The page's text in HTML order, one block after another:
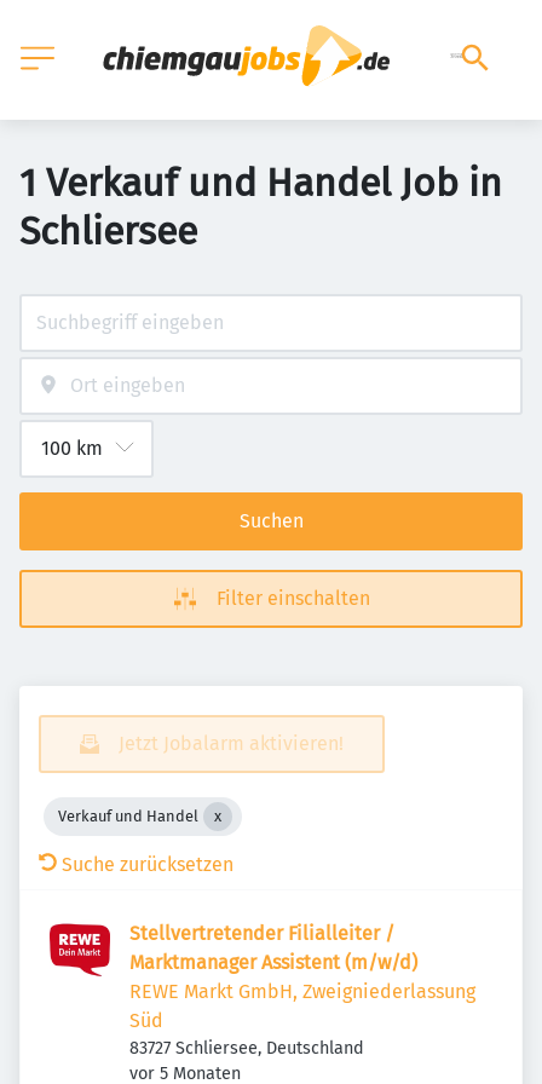
1 Verkauf und Handel Job in
Schliersee
Suchen
Filter einschalten
Jetzt Jobalarm aktivieren!
Verkauf und Handel
Suche zurücksetzen
Stellvertretender Filialleiter /
Marktmanager Assistent (m/w/d)
REWE Markt GmbH, Zweigniederlassung
Süd
83727 Schliersee, Deutschland
Veröffentlicht:
vor 5 Monaten